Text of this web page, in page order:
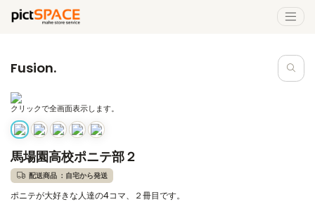
Fusion.
クリックで全画面表示します。
馬場園高校ポニテ部２
配送商品 ：自宅から発送
ポニテが大好きな人達の4コマ、２冊目です。